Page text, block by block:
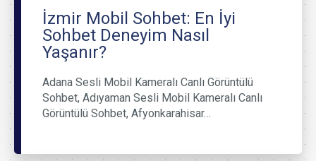
İzmir Mobil Sohbet: En İyi
Sohbet Deneyim Nasıl
Yaşanır?
Adana Sesli Mobil Kameralı Canlı Görüntülü
Sohbet, Adıyaman Sesli Mobil Kameralı Canlı
Görüntülü Sohbet, Afyonkarahisar…